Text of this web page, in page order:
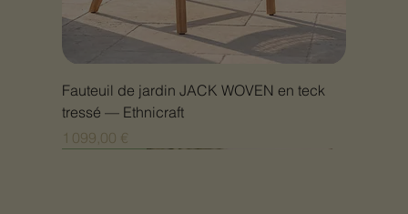
Fauteuil de jardin JACK WOVEN en teck
tressé — Ethnicraft
Prix
1 099,00 €